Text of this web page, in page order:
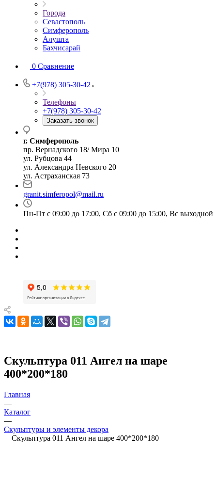
Города
Севастополь
Симферополь
Алушта
Бахчисарай
0 Сравнение
+7(978) 305-30-42
Телефоны
+7(978) 305-30-42
Заказать звонок
г. Симферополь
пр. Вернадского 18/ Мира 10
ул. Рубцова 44
ул. Александра Невского 20
ул. Астраханская 73
granit.simferopol@mail.ru
Пн-Пт с 09:00 до 17:00, Сб с 09:00 до 15:00, Вс выходной
Скульптура 011 Ангел на шаре
400*200*180
Главная
—
Каталог
—
Скульптуры и элементы декора
—Скульптура 011 Ангел на шаре 400*200*180